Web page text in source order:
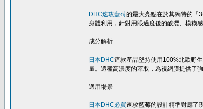
DHC速攻藍莓的最大亮點在於其獨特的「
身體利用，針對用眼過度後的酸澀、模糊
成分解析
日本DHC這款產品堅持使用100%北歐野
量。這種高濃度的萃取，為視網膜提供了
適用場景
日本DHC必買速攻藍莓的設計精準對應了